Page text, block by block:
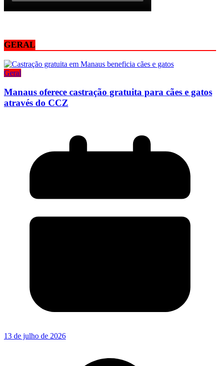
GERAL
Geral
Manaus oferece castração gratuita para cães e gatos
através do CCZ
13 de julho de 2026